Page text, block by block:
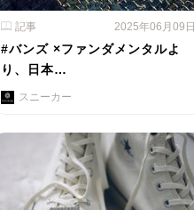
記事 2025年06月09日
#バンズ ×ファンダメンタルよ
り、日本…
スニーカー